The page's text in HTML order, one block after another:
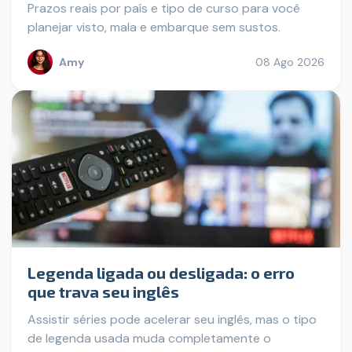
Prazos reais por país e tipo de curso para você
planejar visto, mala e embarque sem sustos.
Amy 08 Ago 2026
Legenda ligada ou desligada: o erro
que trava seu inglês
Assistir séries pode acelerar seu inglês, mas o tipo
de legenda usada muda completamente o